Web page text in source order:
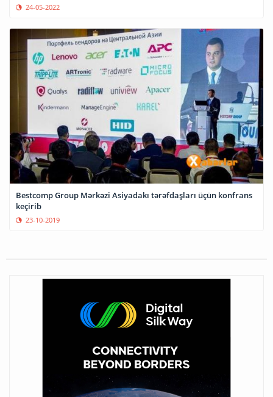
24-05-2022
Bestcomp Group Mərkəzi Asiyadakı tərəfdaşları üçün konfrans
keçirib
23-10-2019